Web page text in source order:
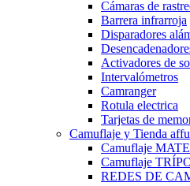
Cámaras de
Barrera infrarroja
Disparadores
Activadores de
Intervalómetros
Camranger
Rotula electrica
Tarjetas de
Camuflaje y Tienda
Camuflaje
Camuflaje
REDES DE